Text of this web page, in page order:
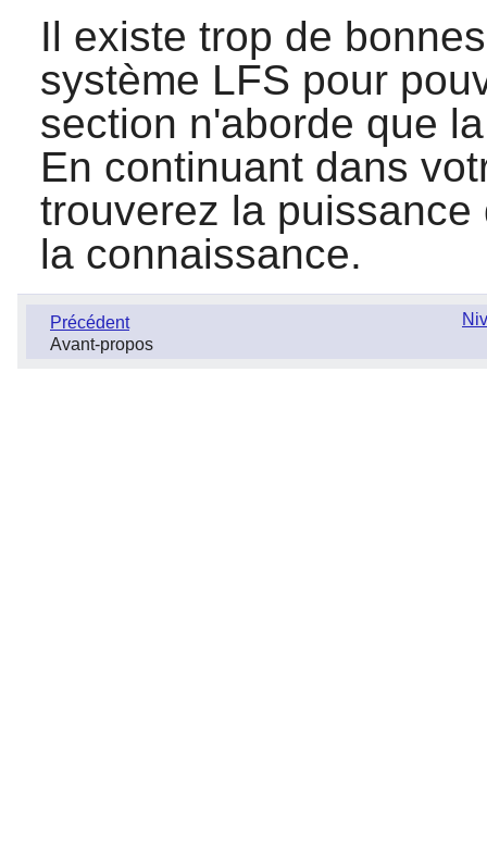
Il existe trop de
système LFS pour
section n'aborde que
En continuant dans
trouverez la
la connaissance.
Précédent
Avant-propos